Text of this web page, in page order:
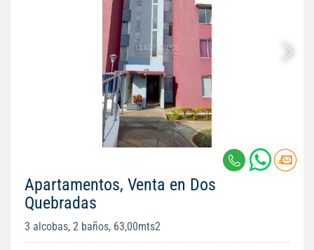
Apartamentos, Venta en Dos
Quebradas
3 alcobas, 2 baños, 63,00mts2